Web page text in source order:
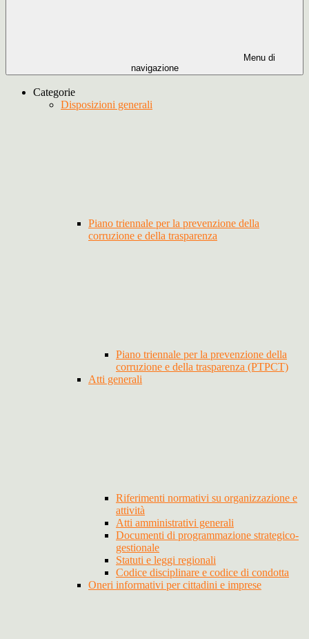
Menu di
navigazione
Categorie
Disposizioni generali
Piano triennale per la prevenzione della
corruzione e della trasparenza
Piano triennale per la prevenzione della
corruzione e della trasparenza (PTPCT)
Atti generali
Riferimenti normativi su organizzazione e
attività
Atti amministrativi generali
Documenti di programmazione strategico-
gestionale
Statuti e leggi regionali
Codice disciplinare e codice di condotta
Oneri informativi per cittadini e imprese